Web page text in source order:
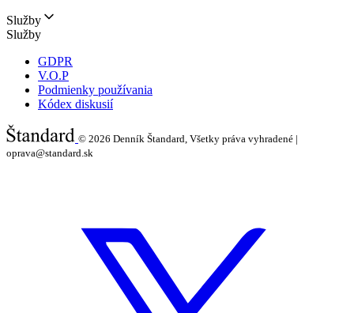
Služby
Služby
GDPR
V.O.P
Podmienky používania
Kódex diskusií
© 2026 Denník Štandard, Všetky práva vyhradené |
oprava@standard.sk